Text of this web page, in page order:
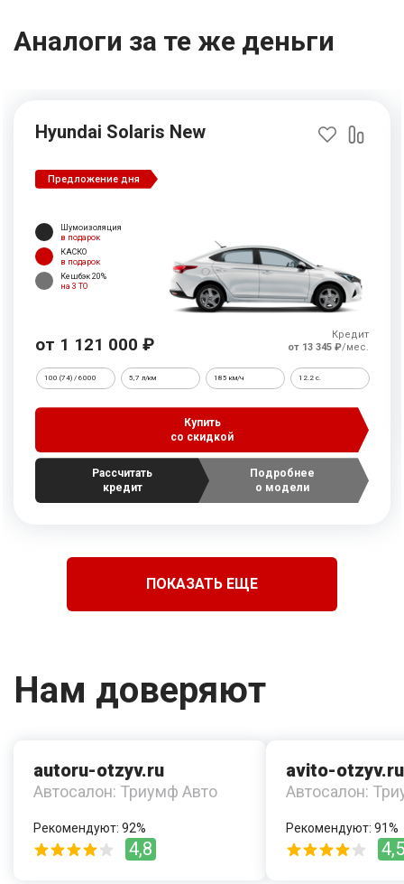
Аналоги за те же деньги
Hyundai Solaris New
Предложение дня
Шумоизоляция
в подарок
КАСКО
в подарок
Кешбэк 20%
на 3 ТО
от 1 121 000 ₽
Кредит
от 13 345 ₽/мес.
100 (74) / 6000 5,7 л/км 185 км/ч 12.2 c.
Купить
со скидкой
Рассчитать
кредит
Подробнее
о модели
ПОКАЗАТЬ ЕЩЕ
Нам доверяют
autoru-otzyv.ru
Автосалон: Триумф Авто
Рекомендуют: 92%
4,8
avito-otzyv.ru
Автосалон:
Рекомендуют: 91%
4,5